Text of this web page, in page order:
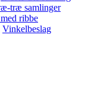
Vinkelbeslag